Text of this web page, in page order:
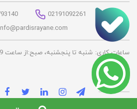
02191092261
ساعات کاری: شنبه تا پنجشنبه، صبح:از ساعت 9 تا 14-عصر: از 17 تا 22